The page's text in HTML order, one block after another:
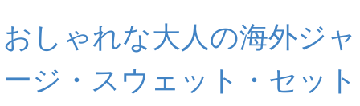
おしゃれな大人の海外ジャ
ージ・スウェット・セット